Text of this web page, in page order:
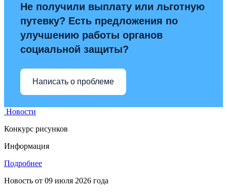
Не получили выплату или льготную
путевку? Есть предложения по
улучшению работы органов
социальной защиты?
Написать о проблеме
Новости
Конкурс рисунков
Информация
Подробнее
Новость от 09 июля 2026 года